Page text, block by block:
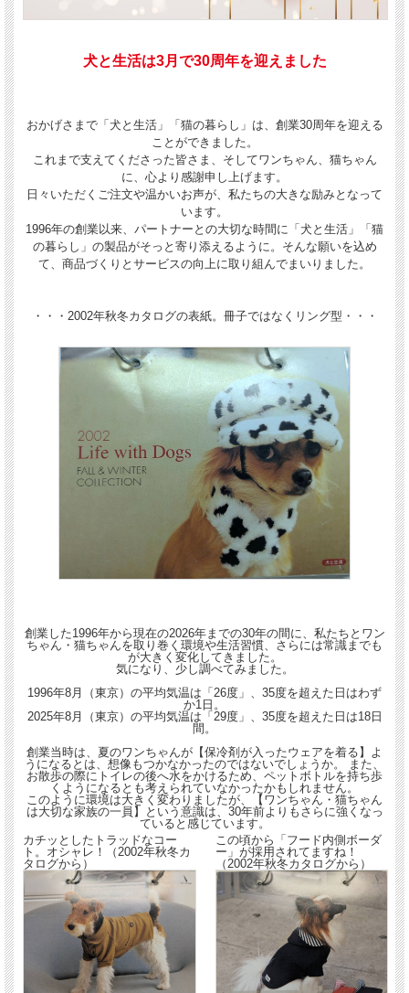
犬と生活は3月で30周年を迎えました
おかげさまで「犬と生活」「猫の暮らし」は、創業30周年を迎える
ことができました。
これまで支えてくださった皆さま、そしてワンちゃん、猫ちゃん
に、心より感謝申し上げます。
日々いただくご注文や温かいお声が、私たちの大きな励みとなって
います。
1996年の創業以来、パートナーとの大切な時間に「犬と生活」「猫
の暮らし」の製品がそっと寄り添えるように。そんな願いを込め
て、商品づくりとサービスの向上に取り組んでまいりました。
・・・2002年秋冬カタログの表紙。冊子ではなくリング型・・・
創業した1996年から現在の2026年までの30年の間に、私たちとワン
ちゃん・猫ちゃんを取り巻く環境や生活習慣、さらには常識までも
が大きく変化してきました。
気になり、少し調べてみました。
1996年8月（東京）の平均気温は「26度」、35度を超えた日はわず
か1日。
2025年8月（東京）の平均気温は「29度」、35度を超えた日は18日
間。
創業当時は、夏のワンちゃんが【保冷剤が入ったウェアを着る】よ
うになるとは、想像もつかなかったのではないでしょうか。 また、
お散歩の際にトイレの後へ水をかけるため、ペットボトルを持ち歩
くようになるとも考えられていなかったかもしれません。
このように環境は大きく変わりましたが、【ワンちゃん・猫ちゃん
は大切な家族の一員】という意識は、30年前よりもさらに強くなっ
ていると感じています。
カチッとしたトラッドなコー
ト。オシャレ！（2002年秋冬カ
タログから）
この頃から「フード内側ボーダ
ー」が採用されてますね！
（2002年秋冬カタログから）